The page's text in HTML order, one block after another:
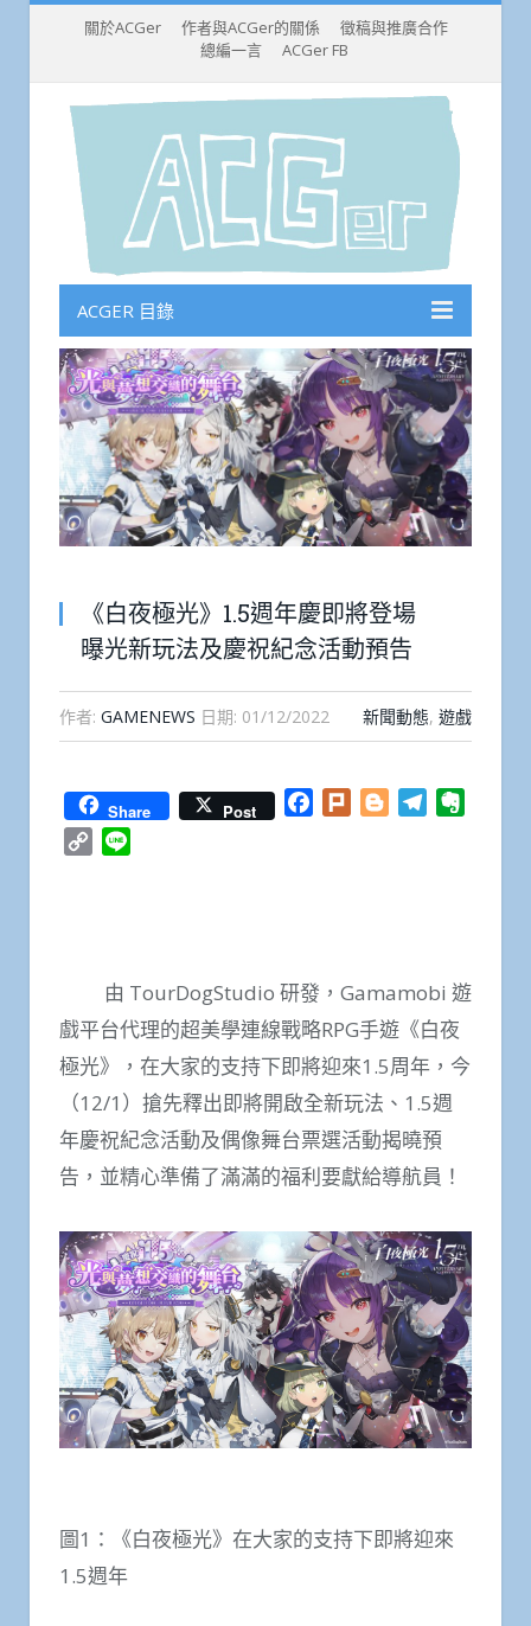
關於ACGer 作者與ACGer的關係
徵稿與推廣合作
總編一言
ACGer FB
ACGER 目錄
《白夜極光》1.5週年慶即將登場
曝光新玩法及慶祝紀念活動預告
作者: GAMENEWS 日期: 01/12/2022 新聞動態, 遊戲
Share Post Facebook
Plurk BloggerTelegram
Copy
由 TourDogStudio 研發，Gamamobi 遊
戲平台代理的超美學連線戰略RPG手遊《白夜
極光》，在大家的支持下即將迎來1.5周年，今
（12/1）搶先釋出即將開啟全新玩法、1.5週
年慶祝紀念活動及偶像舞台票選活動揭曉預
告，並精心準備了滿滿的福利要獻給導航員！
圖1：《白夜極光》在大家的支持下即將迎來
1.5週年